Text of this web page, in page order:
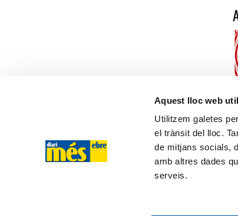
Aquest lloc web
Utilitzem galetes
el trànsit del lloc.
de mitjans socials,
amb altres dades
serveis.
més ebre
C/ Cervantes, 13, 43500 - Tortosa (TARRAGONA)